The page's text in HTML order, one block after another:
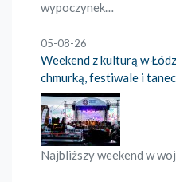
wypoczynek…
05-08-26
Weekend z kulturą w
chmurką, festiwale i
Najbliższy weekend w